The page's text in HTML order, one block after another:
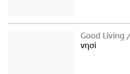
Good Living
νησί